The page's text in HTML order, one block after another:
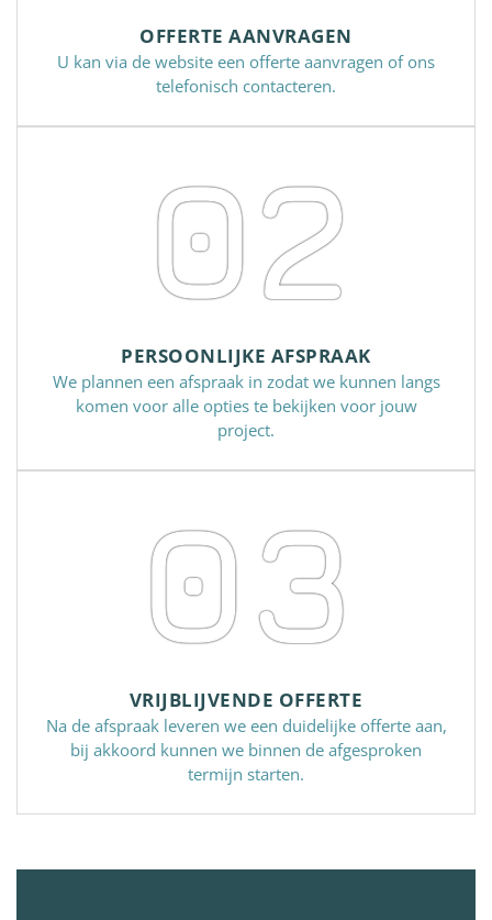
OFFERTE AANVRAGEN
U kan via de website een offerte aanvragen of ons
telefonisch contacteren.
02
PERSOONLIJKE AFSPRAAK
We plannen een afspraak in zodat we kunnen langs
komen voor alle opties te bekijken voor jouw
project.
03
VRIJBLIJVENDE OFFERTE
Na de afspraak leveren we een duidelijke offerte aan,
bij akkoord kunnen we binnen de afgesproken
termijn starten.